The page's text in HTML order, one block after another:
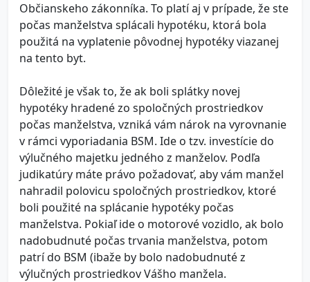
Občianskeho zákonníka. To platí aj v prípade, že ste
počas manželstva splácali hypotéku, ktorá bola
použitá na vyplatenie pôvodnej hypotéky viazanej
na tento byt.
Dôležité je však to, že ak boli splátky novej
hypotéky hradené zo spoločných prostriedkov
počas manželstva, vzniká vám nárok na vyrovnanie
v rámci vyporiadania BSM. Ide o tzv. investície do
výlučného majetku jedného z manželov. Podľa
judikatúry máte právo požadovať, aby vám manžel
nahradil polovicu spoločných prostriedkov, ktoré
boli použité na splácanie hypotéky počas
manželstva. Pokiaľ ide o motorové vozidlo, ak bolo
nadobudnuté počas trvania manželstva, potom
patrí do BSM (ibaže by bolo nadobudnuté z
výlučných prostriedkov Vášho manžela.